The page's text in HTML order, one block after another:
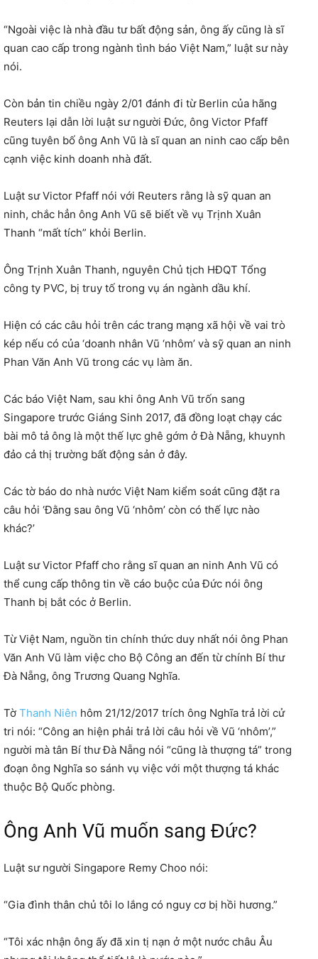
“Ngoài việc là nhà đầu tư bất động sản, ông ấy cũng là sĩ
quan cao cấp trong ngành tình báo Việt Nam,” luật sư này
nói.
Còn bản tin chiều ngày 2/01 đánh đi từ Berlin của hãng
Reuters lại dẫn lời luật sư người Đức, ông Victor Pfaff
cũng tuyên bố ông Anh Vũ là sĩ quan an ninh cao cấp bên
cạnh việc kinh doanh nhà đất.
Luật sư Victor Pfaff nói với Reuters rằng là sỹ quan an
ninh, chắc hẳn ông Anh Vũ sẽ biết về vụ Trịnh Xuân
Thanh “mất tích” khỏi Berlin.
Ông Trịnh Xuân Thanh, nguyên Chủ tịch HĐQT Tổng
công ty PVC, bị truy tố trong vụ án ngành dầu khí.
Hiện có các câu hỏi trên các trang mạng xã hội về vai trò
kép nếu có của ‘doanh nhân Vũ ‘nhôm’ và sỹ quan an ninh
Phan Văn Anh Vũ trong các vụ làm ăn.
Các báo Việt Nam, sau khi ông Anh Vũ trốn sang
Singapore trước Giáng Sinh 2017, đã đồng loạt chạy các
bài mô tả ông là một thế lực ghê gớm ở Đà Nẵng, khuynh
đảo cả thị trường bất động sản ở đây.
Các tờ báo do nhà nước Việt Nam kiểm soát cũng đặt ra
câu hỏi ‘Đằng sau ông Vũ ‘nhôm’ còn có thế lực nào
khác?’
Luật sư Victor Pfaff cho rằng sĩ quan an ninh Anh Vũ có
thể cung cấp thông tin về cáo buộc của Đức nói ông
Thanh bị bắt cóc ở Berlin.
Từ Việt Nam, nguồn tin chính thức duy nhất nói ông Phan
Văn Anh Vũ làm việc cho Bộ Công an đến từ chính Bí thư
Đà Nẵng, ông Trương Quang Nghĩa.
Tờ Thanh Niên hôm 21/12/2017 trích ông Nghĩa trả lời cử
tri nói: “Công an hiện phải trả lời câu hỏi về Vũ ‘nhôm’,”
người mà tân Bí thư Đà Nẵng nói “cũng là thượng tá” trong
đoạn ông Nghĩa so sánh vụ việc với một thượng tá khác
thuộc Bộ Quốc phòng.
Ông Anh Vũ muốn sang Đức?
Luật sư người Singapore Remy Choo nói:
“Gia đình thân chủ tôi lo lắng có nguy cơ bị hồi hương.”
“Tôi xác nhận ông ấy đã xin tị nạn ở một nước châu Âu